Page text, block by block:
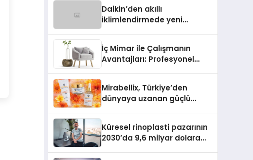
Daikin’den akıllı
iklimlendirmede yeni
İç Mimar ile Çalışmanın
Avantajları: Profesyonel
Mirabellix, Türkiye’den
dünyaya uzanan güçlü
Küresel rinoplasti pazarının
2030’da 9,6 milyar dolara